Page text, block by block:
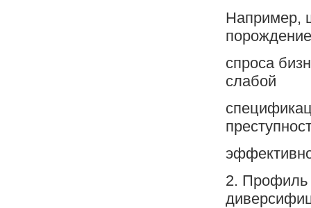
Например,
спроса
слабой
2. Профиль